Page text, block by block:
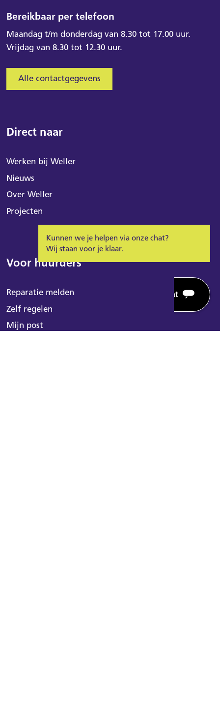
Bereikbaar per telefoon
Maandag t/m donderdag van 8.30 tot 17.00 uur.
Vrijdag van 8.30 tot 12.30 uur.
Alle contactgegevens
Direct naar
Werken bij Weller
Nieuws
Over Weller
Projecten
Voor huurders
Reparatie melden
Zelf regelen
Mijn post
Kunnen we je helpen via onze chat?
Wij staan voor je klaar.